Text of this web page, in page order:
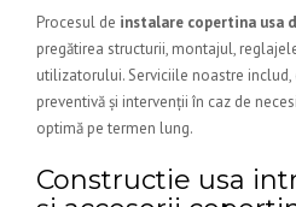
Procesul de instalare copertina usa
pregătirea structurii, montajul,
utilizatorului. Serviciile noastre includ,
preventivă și intervenții în caz de
optimă pe termen lung.
Constructie usa